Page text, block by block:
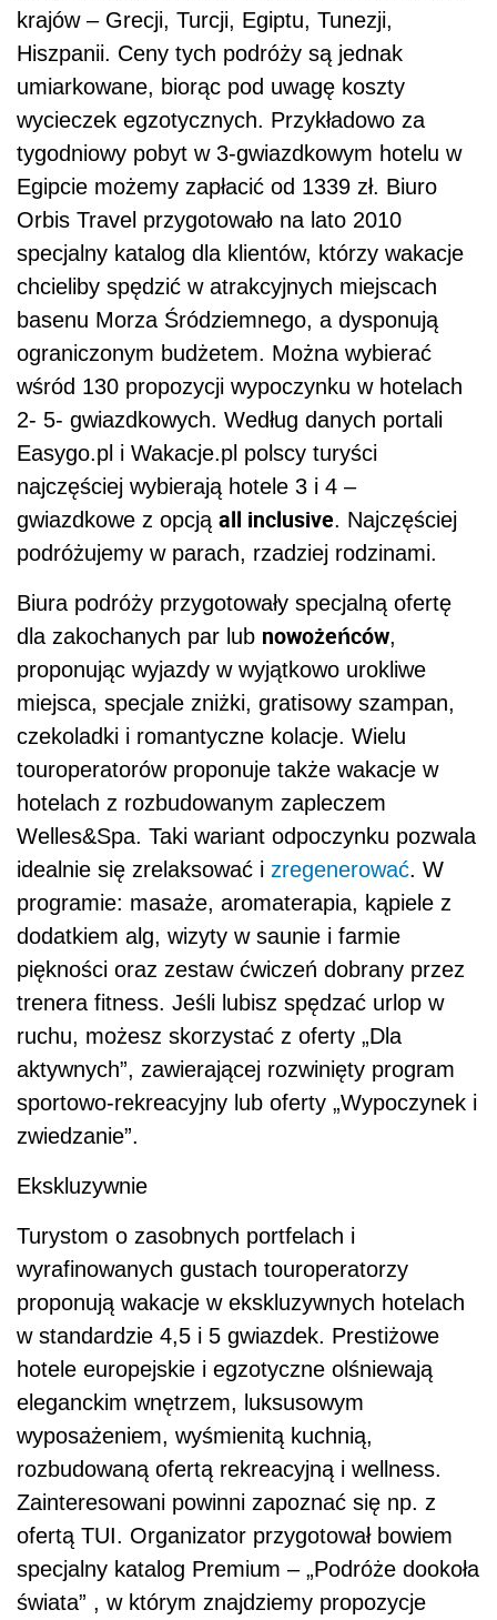
krajów – Grecji, Turcji, Egiptu, Tunezji,
Hiszpanii. Ceny tych podróży są jednak
umiarkowane, biorąc pod uwagę koszty
wycieczek egzotycznych. Przykładowo za
tygodniowy pobyt w 3-gwiazdkowym hotelu w
Egipcie możemy zapłacić od 1339 zł. Biuro
Orbis Travel przygotowało na lato 2010
specjalny katalog dla klientów, którzy wakacje
chcieliby spędzić w atrakcyjnych miejscach
basenu Morza Śródziemnego, a dysponują
ograniczonym budżetem. Można wybierać
wśród 130 propozycji wypoczynku w hotelach
2- 5- gwiazdkowych. Według danych portali
Easygo.pl i Wakacje.pl polscy turyści
najczęściej wybierają hotele 3 i 4 –
gwiazdkowe z opcją all inclusive. Najczęściej
podróżujemy w parach, rzadziej rodzinami.
Biura podróży przygotowały specjalną ofertę
dla zakochanych par lub nowożeńców,
proponując wyjazdy w wyjątkowo urokliwe
miejsca, specjale zniżki, gratisowy szampan,
czekoladki i romantyczne kolacje. Wielu
touroperatorów proponuje także wakacje w
hotelach z rozbudowanym zapleczem
Welles&Spa. Taki wariant odpoczynku pozwala
idealnie się zrelaksować i zregenerować. W
programie: masaże, aromaterapia, kąpiele z
dodatkiem alg, wizyty w saunie i farmie
piękności oraz zestaw ćwiczeń dobrany przez
trenera fitness. Jeśli lubisz spędzać urlop w
ruchu, możesz skorzystać z oferty „Dla
aktywnych”, zawierającej rozwinięty program
sportowo-rekreacyjny lub oferty „Wypoczynek i
zwiedzanie”.
Ekskluzywnie
Turystom o zasobnych portfelach i
wyrafinowanych gustach touroperatorzy
proponują wakacje w ekskluzywnych hotelach
w standardzie 4,5 i 5 gwiazdek. Prestiżowe
hotele europejskie i egzotyczne olśniewają
eleganckim wnętrzem, luksusowym
wyposażeniem, wyśmienitą kuchnią,
rozbudowaną ofertą rekreacyjną i wellness.
Zainteresowani powinni zapoznać się np. z
ofertą TUI. Organizator przygotował bowiem
specjalny katalog Premium – „Podróże dookoła
świata” , w którym znajdziemy propozycje